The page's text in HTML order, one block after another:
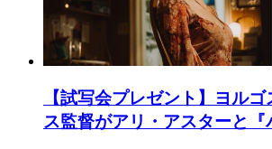
【試写会プレゼント】ヨル
ス監督がアリ・アスターと『